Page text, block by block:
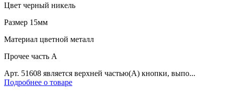
Цвет черный никель
Размер 15мм
Материал цветной металл
Прочее часть A
Арт. 51608 является верхней частью(А) кнопки, выпо...
Подробнее о товаре